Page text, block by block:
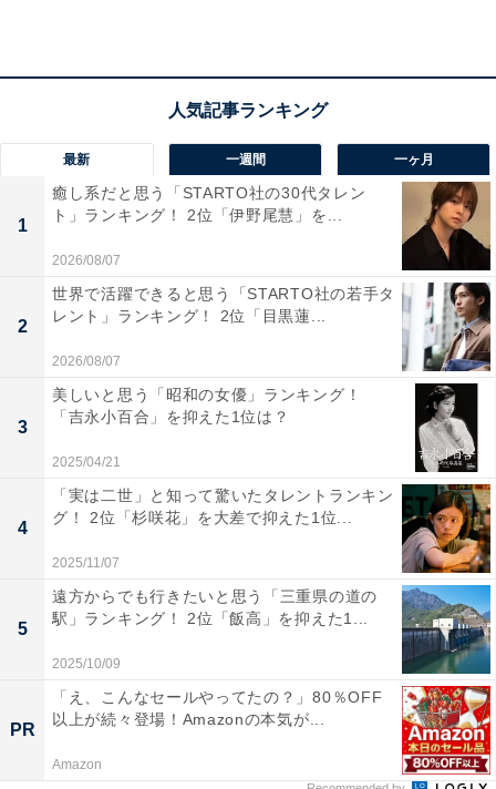
1位：中村倫也（170cm）／43票
22時より第7話。
吾妻の回想シーンでは、何十年振りだ？ってくらい
久しぶりにピアスをつけてます。作中ではあんまり
見えないだろうけども。#ドラマドリステ
最新 一週間 一ヶ月
1
癒し系だと思う「STARTO社の30代タレン
ト」ランキング！ 2位「伊野尾慧」を...
2026/08/07
2
世界で活躍できると思う「STARTO社の若手タ
レント」ランキング！ 2位「目黒蓮...
2026/08/07
3
美しいと思う「昭和の女優」ランキング！
「吉永小百合」を抑えた1位は？
2025/04/21
4
「実は二世」と知って驚いたタレントランキン
グ！ 2位「杉咲花」を大差で抑えた1位...
2025/11/07
5
遠方からでも行きたいと思う「三重県の道の
駅」ランキング！ 2位「飯高」を抑えた1...
2025/10/09
PR
「え、こんなセールやってたの？」80％OFF
以上が続々登場！Amazonの本気が...
Amazon